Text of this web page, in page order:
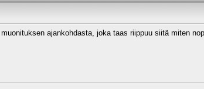
ajankohdasta, joka taas riippuu siitä miten